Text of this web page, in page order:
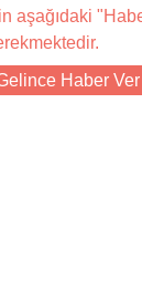
aşağıdaki
Haber Ver